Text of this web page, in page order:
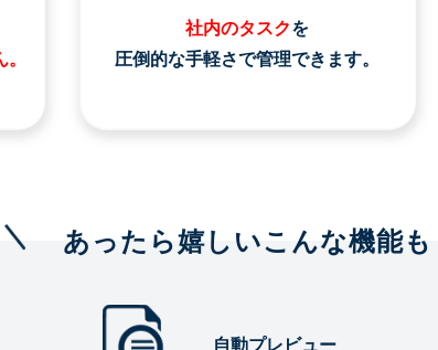
社内のタスクを
圧倒的な手軽さで管理できます。
あったら嬉しいこんな機能も
自動プレビュー